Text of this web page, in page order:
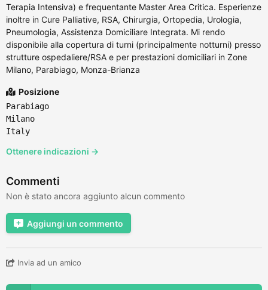
Terapia Intensiva) e frequentante Master Area Critica. Esperienze
inoltre in Cure Palliative, RSA, Chirurgia, Ortopedia, Urologia,
Pneumologia, Assistenza Domiciliare Integrata. Mi rendo
disponibile alla copertura di turni (principalmente notturni) presso
strutture ospedaliere/RSA e per prestazioni domiciliari in Zone
Milano, Parabiago, Monza-Brianza
Posizione
Parabiago
Milano
Italy
Ottenere indicazioni →
Commenti
Non è stato ancora aggiunto alcun commento
Aggiungi un commento
Invia ad un amico